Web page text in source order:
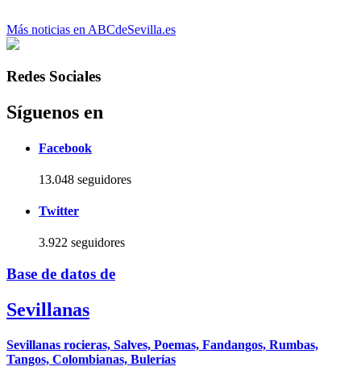
Más noticias en ABCdeSevilla.es
Redes Sociales
Síguenos en
Facebook
13.048 seguidores
Twitter
3.922 seguidores
Base de datos de
Sevillanas
Sevillanas rocieras, Salves, Poemas, Fandangos, Rumbas,
Tangos, Colombianas, Bulerías